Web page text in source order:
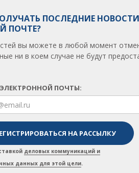
ПОСЛЕДНИЕ
ПОЧТЕ?
вы можете в любой момент
ни в коем случае не будут
ЭЛЕКТРОННОЙ ПОЧТЫ:
деловых коммуникаций и
данных для этой цели.